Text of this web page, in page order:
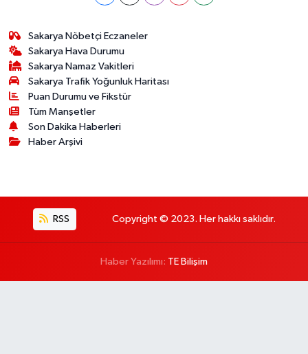
Sakarya Nöbetçi Eczaneler
Sakarya Hava Durumu
Sakarya Namaz Vakitleri
Sakarya Trafik Yoğunluk Haritası
Puan Durumu ve Fikstür
Tüm Manşetler
Son Dakika Haberleri
Haber Arşivi
RSS Copyright © 2023. Her hakkı saklıdır.
Haber Yazılımı: TE Bilişim